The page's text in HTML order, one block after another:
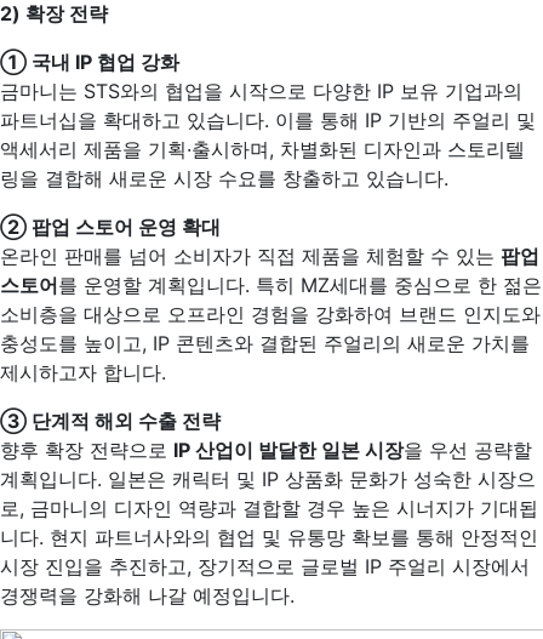
2) 확장 전략
① 국내 IP 협업 강화
금마니는 STS와의 협업을 시작으로 다양한 IP 보유 기업과의
파트너십을 확대하고 있습니다. 이를 통해 IP 기반의 주얼리 및
액세서리 제품을 기획·출시하며, 차별화된 디자인과 스토리텔
링을 결합해 새로운 시장 수요를 창출하고 있습니다.
② 팝업 스토어 운영 확대
온라인 판매를 넘어 소비자가 직접 제품을 체험할 수 있는 팝업
스토어를 운영할 계획입니다. 특히 MZ세대를 중심으로 한 젊은
소비층을 대상으로 오프라인 경험을 강화하여 브랜드 인지도와
충성도를 높이고, IP 콘텐츠와 결합된 주얼리의 새로운 가치를
제시하고자 합니다.
③ 단계적 해외 수출 전략
향후 확장 전략으로 IP 산업이 발달한 일본 시장을 우선 공략할
계획입니다. 일본은 캐릭터 및 IP 상품화 문화가 성숙한 시장으
로, 금마니의 디자인 역량과 결합할 경우 높은 시너지가 기대됩
니다. 현지 파트너사와의 협업 및 유통망 확보를 통해 안정적인
시장 진입을 추진하고, 장기적으로 글로벌 IP 주얼리 시장에서
경쟁력을 강화해 나갈 예정입니다.